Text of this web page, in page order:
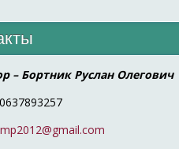
– Бортник Руслан Олегович